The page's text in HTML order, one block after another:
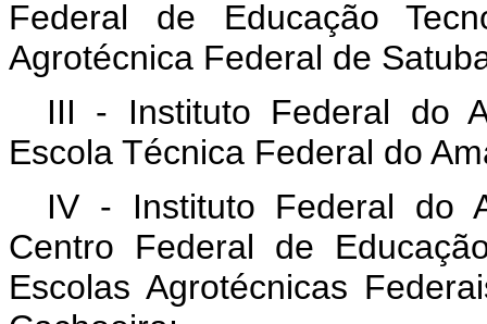
Federal de Educação
Agrotécnica Federal de
III - Instituto Federal do
Escola Técnica Federal do
IV - Instituto Federal do
Centro Federal de
Escolas Agrotécnicas